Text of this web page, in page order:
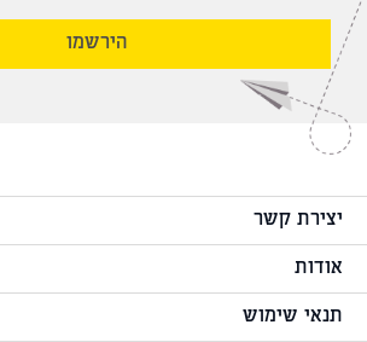
הירשמו
יצירת קשר
אודות
תנאי שימוש